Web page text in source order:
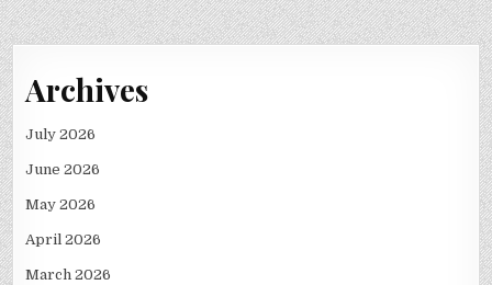
Archives
July 2026
June 2026
May 2026
April 2026
March 2026